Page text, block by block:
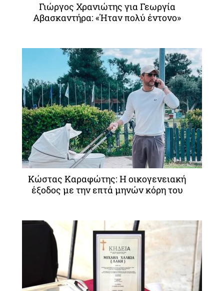
Γιώργος Χρανιώτης για Γεωργία
Αβασκαντήρα: «Ήταν πολύ έντονο»
Κώστας Καραφώτης: Η οικογενειακή
έξοδος με την επτά μηνών κόρη του